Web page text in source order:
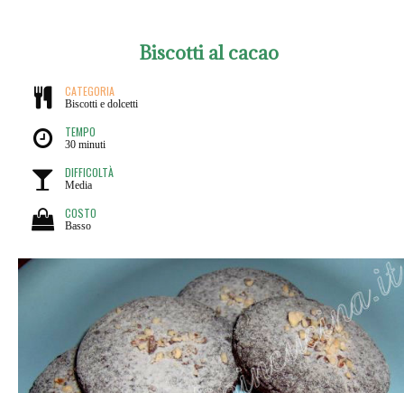
Biscotti al cacao
CATEGORIA
Biscotti e dolcetti
TEMPO
30 minuti
DIFFICOLTÀ
Media
COSTO
Basso